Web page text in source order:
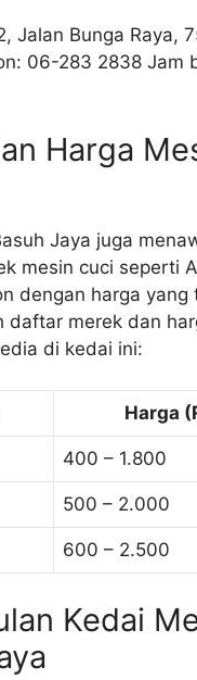
Jalan Bunga Raya,
06-283 2838 Jam
Harga
Jaya juga
mesin cuci seperti
dengan harga yang
daftar merek dan
di kedai ini:
Harga
400 – 1.800
500 – 2.000
600 – 2.500
Kedai